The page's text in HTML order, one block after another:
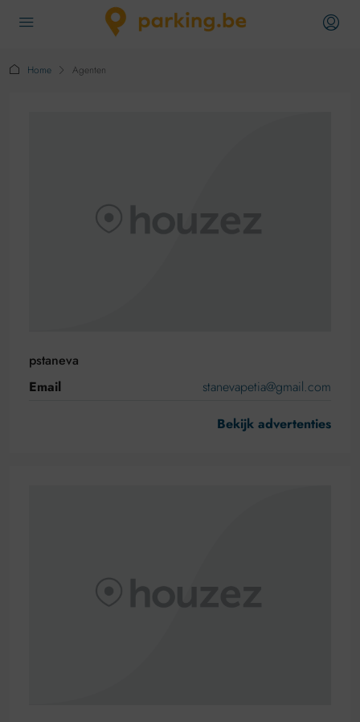
Home Agenten
pstaneva
Email
stanevapetia@gmail.com
Bekijk advertenties